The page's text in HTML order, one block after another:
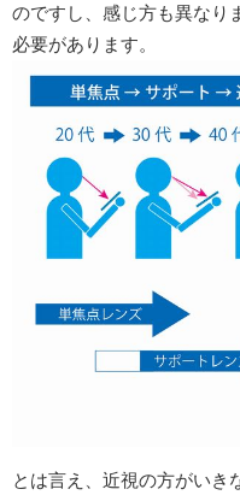
のですし、感じ方も異なり
必要があります。
とは言え、近視の方がいき